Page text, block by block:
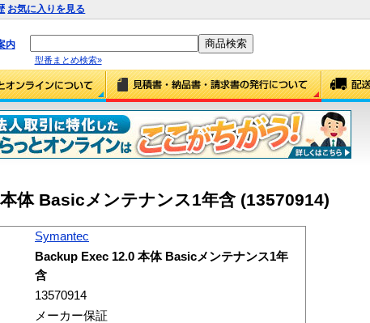
お気に入りを見る
内
型番まとめ検索»
体 Basicメンテナンス1年含 (13570914)
Symantec
Backup Exec 12.0 本体 Basicメンテナンス1年
含
13570914
メーカー保証